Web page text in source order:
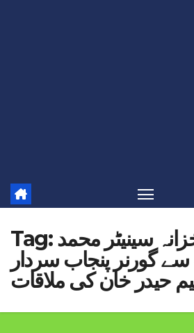
Tag:سینیٹر محمد
سے گورنر پنجاب سردار
حیدر خان کی ملاقات